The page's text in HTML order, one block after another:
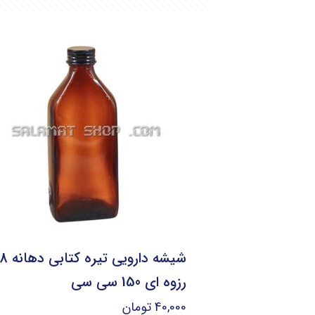
شیشه
رزوه ای 150 سی سی
40,000تومان